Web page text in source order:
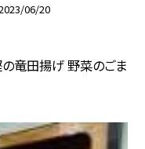
06/20
の竜田揚げ 野菜のごま